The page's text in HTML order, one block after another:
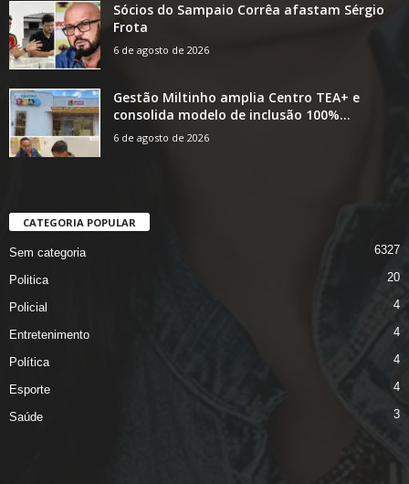
Sócios do Sampaio Corrêa afastam Sérgio
Frota
6 de agosto de 2026
Gestão Miltinho amplia Centro TEA+ e
consolida modelo de inclusão 100%...
6 de agosto de 2026
CATEGORIA POPULAR
Sem categoria 6327
Politica 20
Policial 4
Entretenimento 4
Política 4
Esporte 4
Saúde 3